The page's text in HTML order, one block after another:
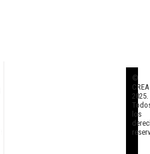
©
CREA
2025.
los